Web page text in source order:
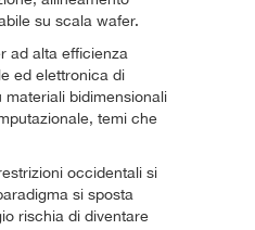
su scala wafer.
ad alta efficienza
ed elettronica di
materiali bidimensionali
temi che
occidentali si
si sposta
rischia di diventare